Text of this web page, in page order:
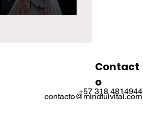
Contact
o
+57 318 4814944
contacto@mindfulvital.com